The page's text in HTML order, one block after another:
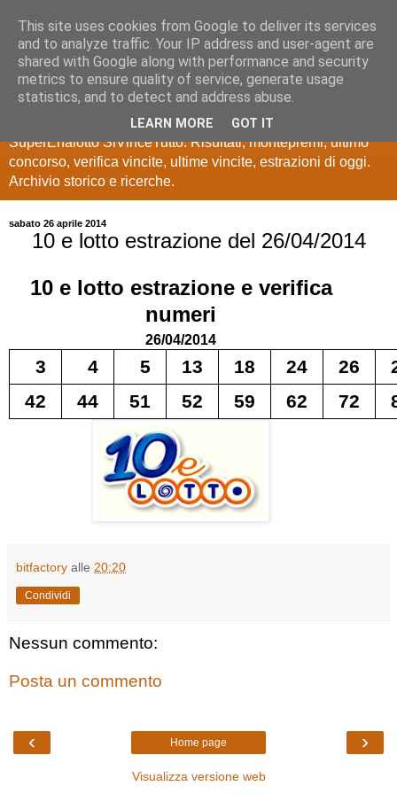
Estrazioni Lotto
SuperEnalotto
Ultime estrazioni di Lotto, SuperEnalotto, 10 e lotto,
SuperEnalotto SiVinceTutto. Risultati, montepremi, ultimo
concorso, verifica vincite, ultime vincite, estrazioni di oggi.
Archivio storico e ricerche.
sabato 26 aprile 2014
10 e lotto estrazione del 26/04/2014
10 e lotto estrazione e verifica
numeri
26/04/2014
3 4 5 13 18 24 26
42
44 51 52 59 62 72
bitfactory alle 20:20
Condividi
Nessun commento:
Posta un commento
‹ ›
Home page
Visualizza versione web
This site uses cookies from Google to deliver its services
and to analyze traffic. Your IP address and user-agent are
shared with Google along with performance and security
metrics to ensure quality of service, generate usage
statistics, and to detect and address abuse.
LEARN MORE GOT IT